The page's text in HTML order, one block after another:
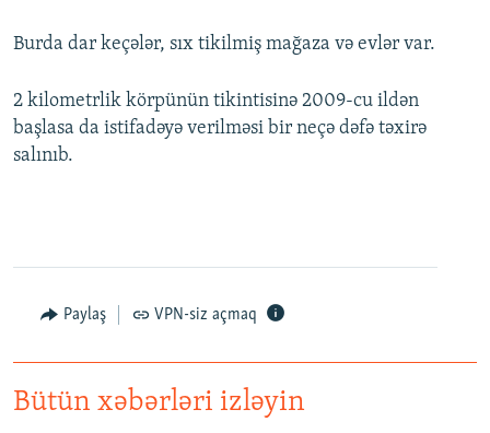
Burda dar keçələr, sıx tikilmiş mağaza və evlər var.
2 kilometrlik körpünün tikintisinə 2009-cu ildən
başlasa da istifadəyə verilməsi bir neçə dəfə təxirə
salınıb.
Paylaş VPN-siz açmaq
Bütün xəbərləri izləyin